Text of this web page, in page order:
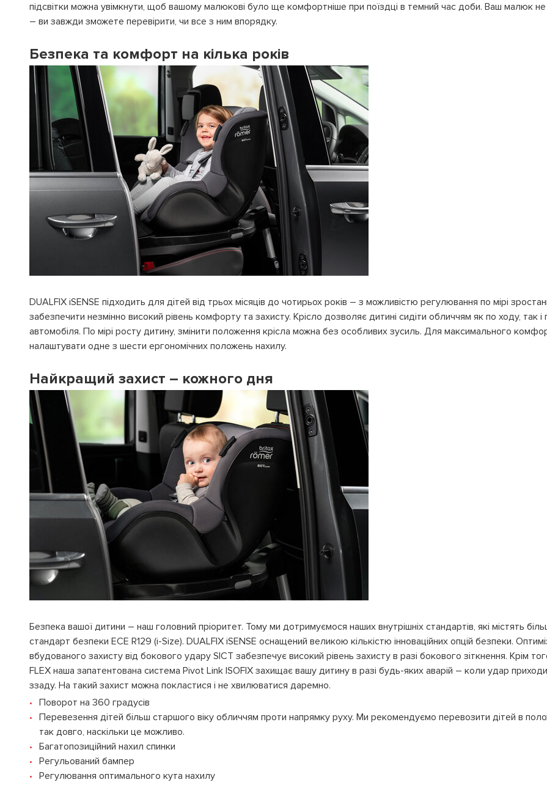
підсвітки можна увімкнути, щоб вашому малюкові було ще комфортніше при поїздці в темний час доби. Ваш малюк
– ви завжди зможете перевірити, чи все з ним впорядку.
Безпека та комфорт на кілька років
DUALFIX iSENSE підходить для дітей від трьох місяців до чотирьох років – з можливістю регулювання по мірі
забезпечити незмінно високий рівень комфорту та захисту. Крісло дозволяє дитині сидіти обличчям як по ходу, так
автомобіля. По мірі росту дитину, змінити положення крісла можна без особливих зусиль. Для максимального
налаштувати одне з шести ергономічних положень нахилу.
Найкращий захист – кожного дня
Безпека вашої дитини – наш головний пріоритет. Тому ми дотримуємося наших внутрішніх стандартів, які містять
стандарт безпеки ECE R129 (i-Size). DUALFIX iSENSE оснащений великою кількістю інноваційних опцій безпеки.
вбудованого захисту від бокового удару SICT забезпечує високий рівень захисту в разі бокового зіткнення. Крім
FLEX наша запатентована система Pivot Link ISOFIX захищає вашу дитину в разі будь-яких аварій – коли удар
ззаду. На такий захист можна покластися і не хвилюватися даремно.
Поворот на 360 градусів
Перевезення дітей більш старшого віку обличчям проти напрямку руху. Ми рекомендуємо перевозити дітей в
так довго, наскільки це можливо.
Багатопозиційний нахил спинки
Регульований бампер
Регулювання оптимального кута нахилу